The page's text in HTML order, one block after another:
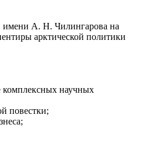
имени А. Н. Чилингарова на
арктической политики
комплексных научных
повестки;